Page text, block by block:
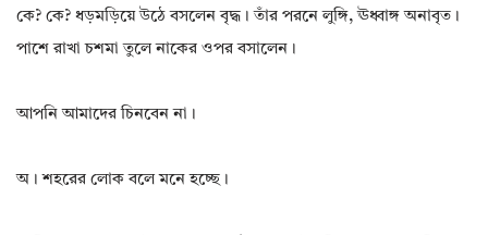
কে? কে? ধড়মড়িয়ে উঠে বসলেন বৃদ্ধ। তাঁর পরনে লুঙ্গি, ঊধ্বাঙ্গ অনাবৃত।
পাশে রাখা চশমা তুলে নাকের ওপর বসালেন।
আপনি আমাদের চিনবেন না।
অ। শহরের লোক বলে মনে হচ্ছে।